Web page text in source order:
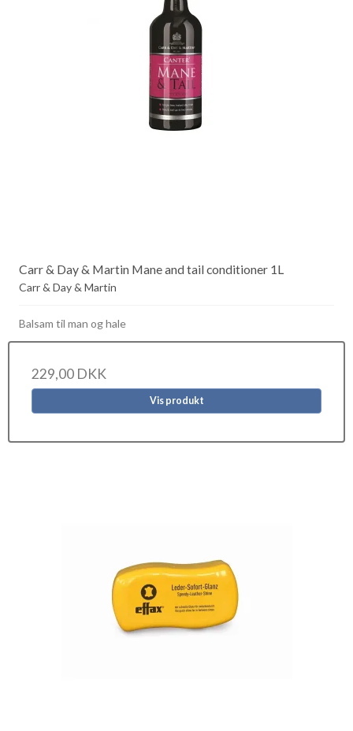
Carr & Day & Martin Mane and tail conditioner 1L
Carr & Day & Martin
Balsam til man og hale
229,00 DKK
Vis produkt